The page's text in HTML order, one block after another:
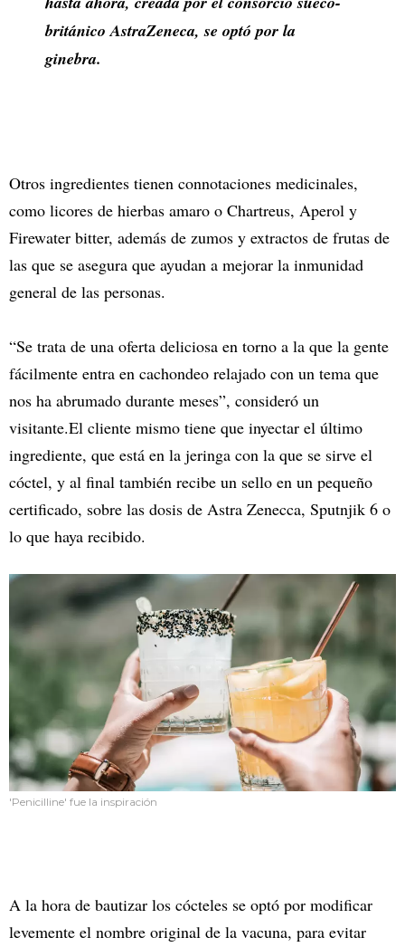
británico AstraZeneca, se optó por la
ginebra.
Otros ingredientes tienen connotaciones medicinales,
como licores de hierbas amaro o Chartreus, Aperol y
Firewater bitter, además de zumos y extractos de frutas de
las que se asegura que ayudan a mejorar la inmunidad
general de las personas.
“Se trata de una oferta deliciosa en torno a la que la gente
fácilmente entra en cachondeo relajado con un tema que
nos ha abrumado durante meses”, consideró un
visitante.El cliente mismo tiene que inyectar el último
ingrediente, que está en la jeringa con la que se sirve el
cóctel, y al final también recibe un sello en un pequeño
certificado, sobre las dosis de Astra Zenecca, Sputnjik 6 o
lo que haya recibido.
'Penicilline' fue la inspiración
A la hora de bautizar los cócteles se optó por modificar
levemente el nombre original de la vacuna, para evitar